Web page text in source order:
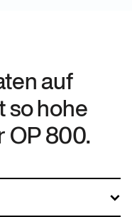
auf
so hohe
OP 800.